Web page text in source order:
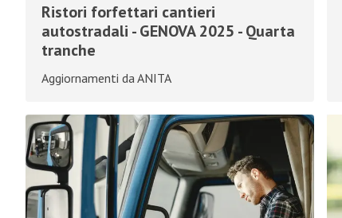
Ristori forfettari cantieri
autostradali - GENOVA 2025 - Quarta
tranche
Aggiornamenti da ANITA